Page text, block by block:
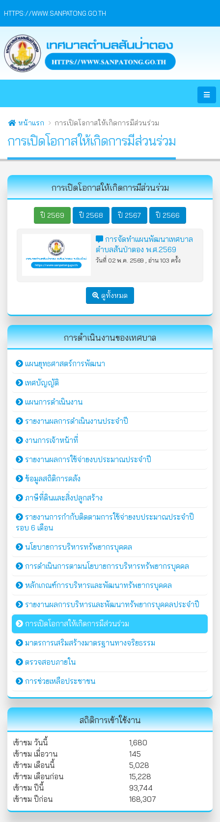
HTTPS://WWW.SANPATONG.GO.TH
หน้าแรก การเปิดโอกาสให้เกิดการมีส่วนร่วม
การเปิดโอกาสให้เกิดการมีส่วนร่วม
การเปิดโอกาสให้เกิดการมีส่วนร่วม
ปี 2569 ปี 2568 ปี 2567 ปี 2566
การจัดทำแผนพัฒนาเทศบาล
ตำบลสันป่าตอง พ.ศ.2569
วันที่ 02 พ.ค. 2569 , อ่าน 103 ครั้ง
ดูทั้งหมด
การดำเนินงานของเทศบาล
แผนยุทธศาสตร์การพัฒนา
เทศบัญญัติ
แผนการดำเนินงาน
รายงานผลการดำเนินงานประจำปี
งานการเจ้าหน้าที่
รายงานผลการใช้จ่ายงบประมาณประจำปี
ข้อมูลสถิติการคลัง
ภาษีที่ดินและสิ่งปลูกสร้าง
รายงานการกำกับติดตามการใช้จ่ายงบประมาณประจำปี
รอบ 6 เดือน
นโยบายการบริหารทรัพยากรบุคคล
การดำเนินการตามนโยบายการบริหารทรัพยากรบุคคล
หลักเกณฑ์การบริหารและพัฒนาทรัพยากรบุคคล
รายงานผลการบริหารและพัฒนาทรัพยากรบุคคลประจำปี
การเปิดโอกาสให้เกิดการมีส่วนร่วม
มาตรการเสริมสร้างมาตรฐานทางจริยธรรม
ตรวจสอบภายใน
การช่วยเหลือประชาชน
สถิติการเข้าใช้งาน
เข้าชม วันนี้
1,680
เข้าชม เมื่อวาน
145
เข้าชม เดือนนี้
5,028
เข้าชม เดือนก่อน
15,228
เข้าชม ปีนี้
93,744
เข้าชม ปีก่อน
168,307